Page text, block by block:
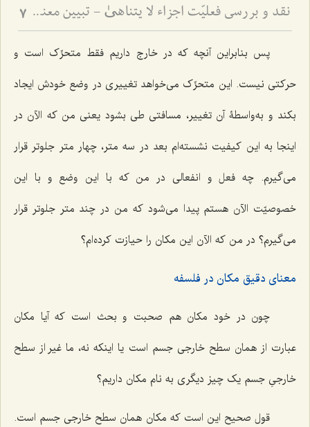
نقد و بررسی فعلیّت اجزاء لا یتناهیٰ - تبیین معنای حرکت و اقسام آن 7
پس بنابراین آنچه که در خارج داریم فقط متحرِّک است و
حرکتی نیست. این متحرِّک می‌خواهد تغییری در وضع خودش ایجاد
بکند و به‌واسطۀ آن تغییر، مسافتی طی بشود یعنی من که الآن در
اینجا به این کیفیت نشسته‌ام بعد در سه متر، چهار متر جلوتر قرار
می‌گیرم. چه فعل و انفعالی در من که با این وضع و با این
خصوصیّت الآن هستم پیدا می‌شود که من در چند متر جلوتر قرار
می‌گیرم؟ در من که الآن این مکان را حیازت کرده‌ام؟
معنای دقیق مکان در فلسفه
چون در خود مکان هم صحبت و بحث است که آیا مکان
عبارت از همان سطح خارجی جسم است یا اینکه نه، ما غیر از سطح
خارجیِ جسم یک چیز دیگری به نام مکان داریم؟
قول صحیح این است که مکان همان سطح خارجی جسم است.